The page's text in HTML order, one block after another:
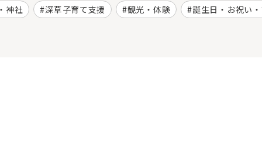
神社 深草子育て支援 観光・体験 誕生日・お祝い